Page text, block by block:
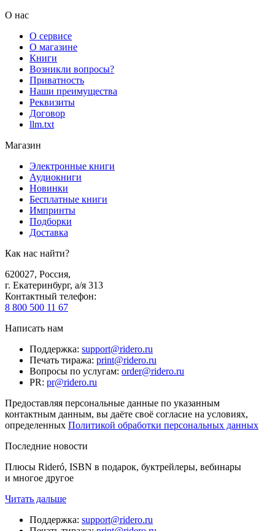
О нас
О сервисе
О магазине
Книги
Возникли вопросы?
Приватность
Наши преимущества
Реквизиты
Договор
llm.txt
Магазин
Электронные книги
Аудиокниги
Новинки
Бесплатные книги
Импринты
Подборки
Доставка
Как нас найти?
620027, Россия,
г. Екатеринбург, а/я 313
Контактный телефон:
8 800 500 11 67
Написать нам
Поддержка: support@ridero.ru
Печать тиража: print@ridero.ru
Вопросы по услугам: order@ridero.ru
PR: pr@ridero.ru
Предоставляя персональные данные по указанным
контактным данным, вы даёте своё согласие на условиях,
определенных Политикой обработки персональных данных
Последние новости
Плюсы Rideró, ISBN в подарок, буктрейлеры, вебинары
и многое другое
Читать дальше
Поддержка: support@ridero.ru